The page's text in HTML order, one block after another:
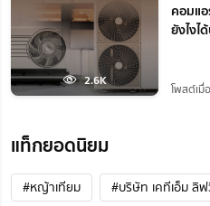
2.6K
คอมแอ
ยังไงไ
โพสต์เ
แท็กยอดนิยม
#หญ้าเทียม
#บริษัท เคทีเอ็ม ลิ